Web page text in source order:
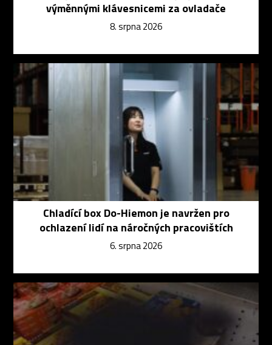
výměnnými klávesnicemi za ovladače
8. srpna 2026
Chladící box Do-Hiemon je navržen pro
ochlazení lidí na náročných pracovištích
6. srpna 2026